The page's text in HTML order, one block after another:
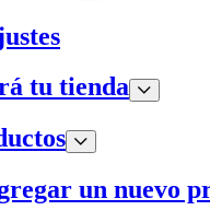
tu tienda
un nuevo